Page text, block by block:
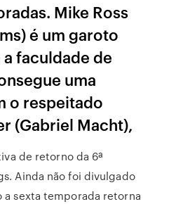
Mike Ross
é um garoto
faculdade de
uma
o respeitado
(Gabriel Macht),
de retorno da 6ª
Ainda não foi divulgado
sexta temporada retorna